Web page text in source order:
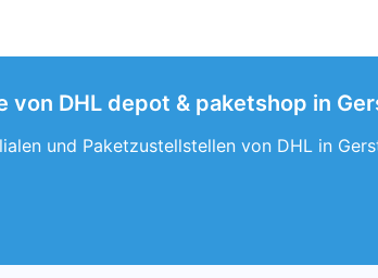
DHL depot & paketshop in
und Paketzustellstellen von DHL in